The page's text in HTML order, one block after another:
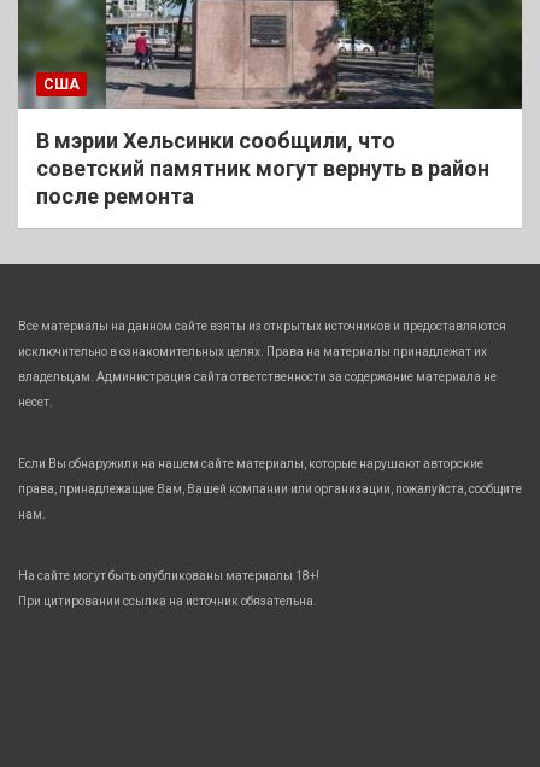
США
В мэрии Хельсинки сообщили, что
советский памятник могут вернуть в район
после ремонта
Все материалы на данном сайте взяты из открытых источников и предоставляются
исключительно в ознакомительных целях. Права на материалы принадлежат их
владельцам. Администрация сайта ответственности за содержание материала не
несет.
Если Вы обнаружили на нашем сайте материалы, которые нарушают авторские
права, принадлежащие Вам, Вашей компании или организации, пожалуйста, сообщите
нам.
На сайте могут быть опубликованы материалы 18+!
При цитировании ссылка на источник обязательна.